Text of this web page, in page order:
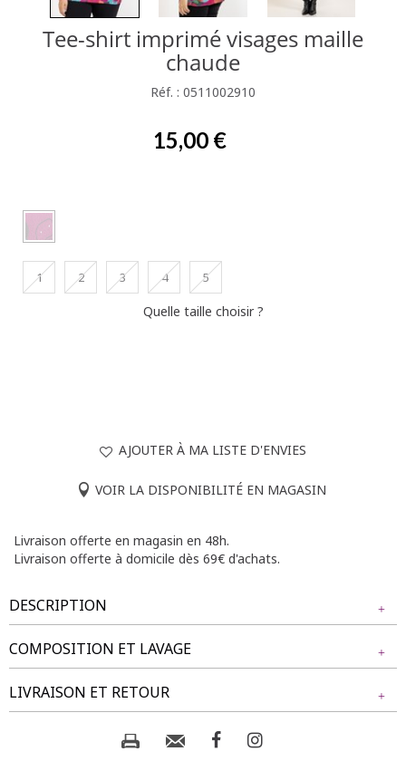
Tee-shirt imprimé visages maille
chaude
Réf. : 0511002910
15,00 €
1 2 3 4 5
Quelle taille choisir ?
AJOUTER À MA LISTE D'ENVIES
VOIR LA DISPONIBILITÉ EN MAGASIN
Livraison offerte en magasin en 48h.
Livraison offerte à domicile dès 69€ d'achats.
DESCRIPTION
T-shirt imprimé visages et strass à manches longues et col
rond. Coupe droite. Manches longues. Emmanchures droites.
Col rond. Imprimé visages façon art linéaire sur fond
multicolore avec strass devant. Tissu en maille extensible.
Fines surpiqûres discrètes en finition du modèle. Base droite.
COMPOSITION ET LAVAGE
Tissu principal : 95% POLYESTER, 5% ELASTHANE
Composition et lavage :
LIVRAISON ET RETOUR
NOS MODES DE LIVRAISON